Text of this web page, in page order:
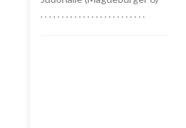
. . . . . . . . . . . . . . . . . . . . . . . . .